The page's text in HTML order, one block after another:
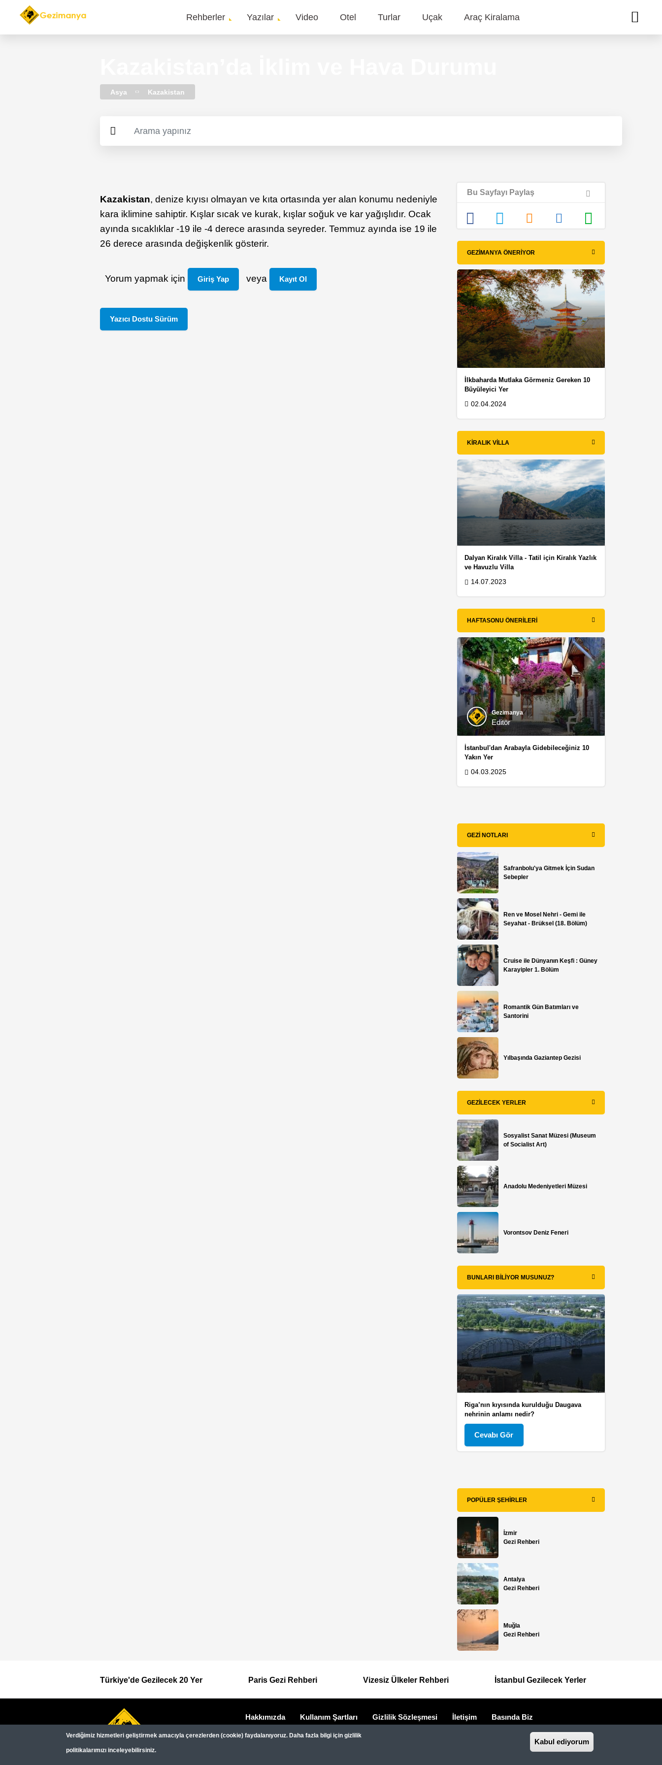
Main
Rehberler Yazılar Video Otel Turlar Uçak Araç Kiralama
Asya Kazakistan
Kazakistan, denize kıyısı olmayan ve kıta ortasında yer alan konumu nedeniyle
kara iklimine sahiptir. Kışlar sıcak ve kurak, kışlar soğuk ve kar yağışlıdır. Ocak
ayında sıcaklıklar -19 ile -4 derece arasında seyreder. Temmuz ayında ise 19 ile
26 derece arasında değişkenlik gösterir.
Yorum yapmak için Giriş Yap veya Kayıt Ol
Yazıcı Dostu Sürüm
Bu Sayfayı Paylaş
GEZIMANYA ÖNERIYOR
İlkbaharda Mutlaka Görmeniz Gereken 10
Büyüleyici Yer
02.04.2024
KIRALIK VILLA
Dalyan Kiralık Villa - Tatil için Kiralık Yazlık
ve Havuzlu Villa
14.07.2023
HAFTASONU ÖNERILERI
Gezimanya
Editör
İstanbul'dan Arabayla Gidebileceğiniz 10
Yakın Yer
04.03.2025
GEZI NOTLARI
Safranbolu'ya Gitmek İçin Sudan
Sebepler
Ren ve Mosel Nehri - Gemi ile
Seyahat - Brüksel (18. Bölüm)
Cruise ile Dünyanın Keşfi : Güney
Karayipler 1. Bölüm
Romantik Gün Batımları ve
Santorini
​Yılbaşında Gaziantep Gezisi
GEZILECEK YERLER
Sosyalist Sanat Müzesi (Museum
of Socialist Art)
Anadolu Medeniyetleri Müzesi
Vorontsov Deniz Feneri
BUNLARI BILIYOR MUSUNUZ?
Riga’nın kıyısında kurulduğu Daugava
nehrinin anlamı nedir?
Cevabı Gör
POPÜLER ŞEHIRLER
İzmir
Gezi Rehberi
Antalya
Gezi Rehberi
Muğla
Gezi Rehberi
Footer
Top
Menu
Türkiye'de Gezilecek 20 Yer Paris Gezi Rehberi Vizesiz Ülkeler Rehberi İstanbul Gezilecek Yerler
Dipnot
Hakkımızda Kullanım Şartları Gizlilik Sözleşmesi İletişim Basında Biz
Gezimanya Turizm, TÜRSAB'a kayıtlı bir seyahat acentasıdır.
Verdiğimiz hizmetleri geliştirmek amacıyla çerezlerden (cookie) faydalanıyoruz. Daha fazla bilgi için gizlilik
politikalarımızı inceleyebilirsiniz.
Kabul ediyorum